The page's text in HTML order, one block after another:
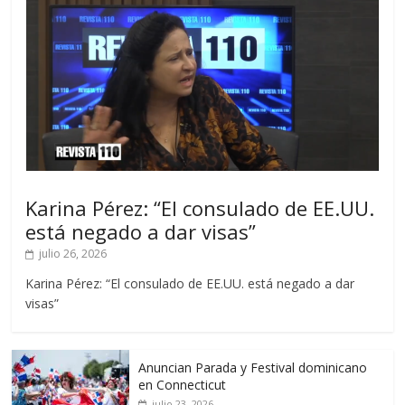
Karina Pérez: “El consulado de EE.UU.
está negado a dar visas”
julio 26, 2026
Karina Pérez: “El consulado de EE.UU. está negado a dar
visas”
Anuncian Parada y Festival dominicano
en Connecticut